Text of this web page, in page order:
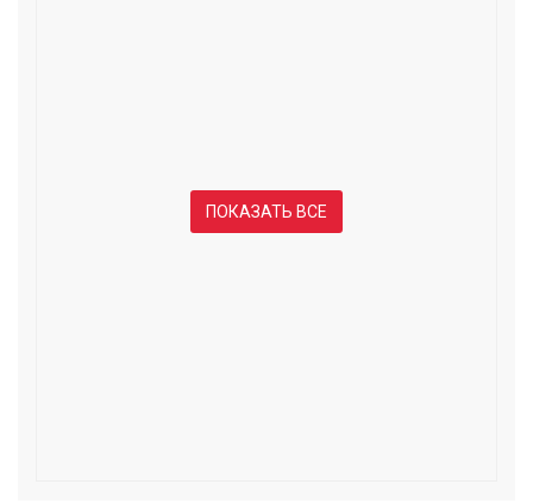
ПОКАЗАТЬ ВСЕ